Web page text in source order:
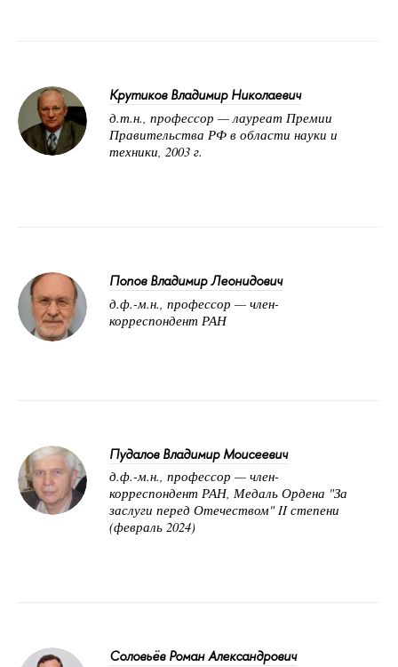
Крутиков Владимир Николаевич
д.т.н., профессор — лауреат Премии
Правительства РФ в области науки и
техники, 2003 г.
Попов Владимир Леонидович
д.ф.-м.н., профессор — член-
корреспондент РАН
Пудалов Владимир Моисеевич
д.ф.-м.н., профессор — член-
корреспондент РАН, Медаль Ордена "За
заслуги перед Отечеством" II степени
(февраль 2024)
Соловьёв Роман Александрович